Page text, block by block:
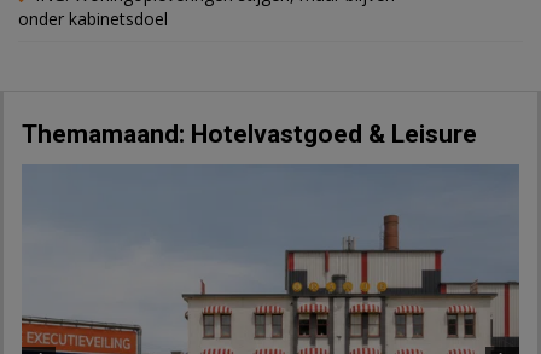
onder kabinetsdoel
Themamaand: Hotelvastgoed & Leisure